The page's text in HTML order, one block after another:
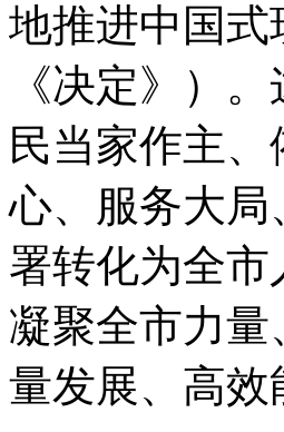
地推进中国
《决定》） 。
民当家作主
心、服务大
署转化为全
凝聚全市力量
量发展、高